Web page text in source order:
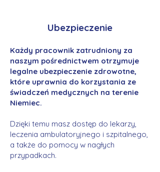
Ubezpieczenie
Każdy pracownik zatrudniony za
naszym pośrednictwem otrzymuje
legalne ubezpieczenie zdrowotne,
które uprawnia do korzystania ze
świadczeń medycznych na terenie
Niemiec.
Dzięki temu masz dostęp do lekarzy,
leczenia ambulatoryjnego i szpitalnego,
a także do pomocy w nagłych
przypadkach.